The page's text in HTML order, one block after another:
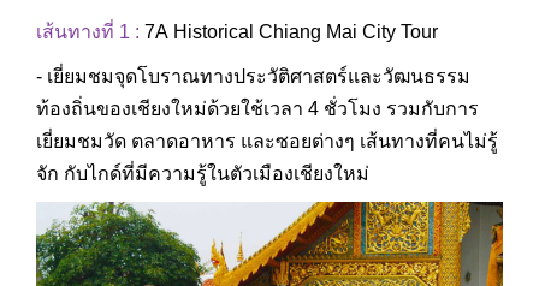
เส้นทางที่ 1 : 7A Historical Chiang Mai City Tour
- เยี่ยมชมจุดโบราณทางประวัติศาสตร์และวัฒนธรรม
ท้องถิ่นของเชียงใหม่ด้วยใช้เวลา 4 ชั่วโมง รวมกับการ
เยี่ยมชมวัด ตลาดอาหาร และซอยต่างๆ เส้นทางที่คนไม่รู้
จัก กับไกด์ที่มีความรู้ในตัวเมืองเชียงใหม่